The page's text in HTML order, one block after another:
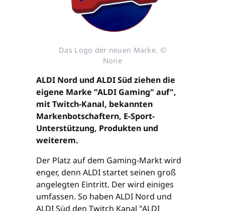
Das Logo der neuen Marke. ©
None
ALDI Nord und ALDI Süd ziehen die
eigene Marke "ALDI Gaming" auf",
mit Twitch-Kanal, bekannten
Markenbotschaftern, E-Sport-
Unterstützung, Produkten und
weiterem.
Der Platz auf dem Gaming-Markt wird
enger, denn ALDI startet seinen groß
angelegten Eintritt. Der wird einiges
umfassen. So haben ALDI Nord und
ALDI Süd den Twitch Kanal "ALDI